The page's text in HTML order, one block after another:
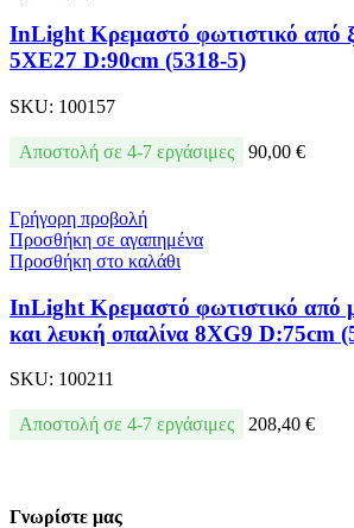
InLight Κρεμαστό φωτιστικό από
5XE27 D:90cm (5318-5)
SKU: 100157
Αποστολή σε 4-7 εργάσιμες 90,00 €
Γρήγορη προβολή
Προσθήκη σε αγαπημένα
Προσθήκη στο καλάθι
InLight Κρεμαστό φωτιστικό από
και λευκή οπαλίνα 8XG9 D:75cm
SKU: 100211
Αποστολή σε 4-7 εργάσιμες 208,40 €
Γνωρίστε μας